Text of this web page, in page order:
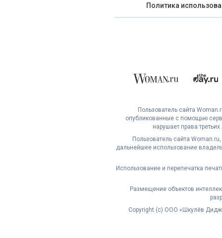
Политика
Пользователь сайта
опубликованные с помощью
нарушает права
Пользователь сайта
дальнейшее использование
Использование и перепечатка
Размещение объектов
Copyright (с) ООО «Шкулёв